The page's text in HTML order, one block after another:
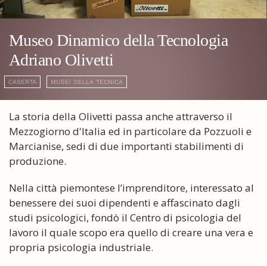
Museo Dinamico della Tecnologia
Adriano Olivetti
CASERTA MUSEI DELLA TECNICA
La storia della Olivetti passa anche attraverso il
Mezzogiorno d'Italia ed in particolare da Pozzuoli e
Marcianise, sedi di due importanti stabilimenti di
produzione.
Nella città piemontese l’imprenditore, interessato al
benessere dei suoi dipendenti e affascinato dagli
studi psicologici, fondò il Centro di psicologia del
lavoro il quale scopo era quello di creare una vera e
propria psicologia industriale.